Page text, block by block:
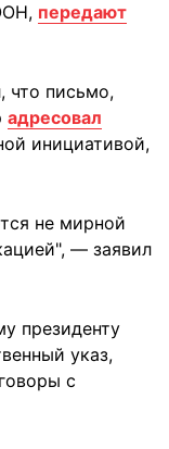
передают
что письмо,
адресовал
инициативой,
не мирной
— заявил
президенту
указ,
с